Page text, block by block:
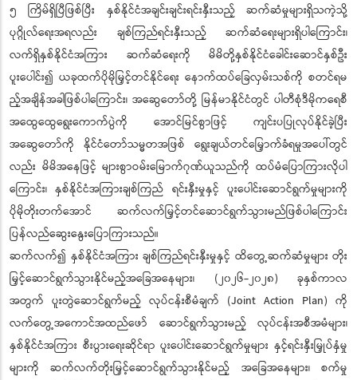
၅ ကြိမ်ရှိပြီဖြစ်ပြီး နှစ်နိုင်ငံအချင်းချင်းရင်းနှီးသည့် ဆက်ဆံမှုများရှိသကဲ့သို့
ပုဂ္ဂိုလ်ရေးအရလည်း ချစ်ကြည်ရင်းနှီးသည့် ဆက်ဆံရေးများရှိပါကြောင်း၊
လက်ရှိနှစ်နိုင်ငံအကြား ဆက်ဆံရေးကို မိမိတို့နှစ်နိုင်ငံခေါင်းဆောင်နှစ်ဦး
ပူးပေါင်း၍ ယခုထက်ပိုမိုမြှင့်တင်နိုင်ရေး နောက်ထပ်ခြေလှမ်းသစ်ကို စတင်ရမ
ည့်အချိန်အခါဖြစ်ပါကြောင်း၊ အဆွေတော်တို့ မြန်မာနိုင်ငံတွင် ပါတီစုံဒီမိုကရေစီ
အထွေထွေရွေးကောက်ပွဲကို အောင်မြင်စွာဖြင့် ကျင်းပပြုလုပ်နိုင်ခဲ့ပြီး
အဆွေတော်ကို နိုင်ငံတော်သမ္မတအဖြစ် ရွေးချယ်တင်မြှောက်ခံရမှုအပေါ်တွင်
လည်း မိမိအနေဖြင့် များစွာဝမ်းမြောက်ဂုဏ်ယူသည်ကို ထပ်မံပြောကြားလိုပါ
ကြောင်း၊ နှစ်နိုင်ငံအကြားချစ်ကြည် ရင်းနှီးမှုနှင့် ပူးပေါင်းဆောင်ရွက်မှုများကို
ပိုမိုတိုးတက်အောင် ဆက်လက်မြှင့်တင်ဆောင်ရွက်သွားမည်ဖြစ်ပါကြောင်း
ပြန်လည်ဆွေးနွေးပြောကြားသည်။
ဆက်လက်၍ နှစ်နိုင်ငံအကြား ချစ်ကြည်ရင်းနှီးမှုနှင့် ထိတွေ့ဆက်ဆံမှုများ တိုး
မြှင့်ဆောင်ရွက်သွားနိုင်မည့်အခြေအနေများ၊ (၂၀၂၆-၂၀၂၈) ခုနှစ်ကာလ
အတွက် ပူးတွဲဆောင်ရွက်မည့် လုပ်ငန်းစီမံချက် (Joint Action Plan) ကို
လက်တွေ့အကောင်အထည်ဖော် ဆောင်ရွက်သွားမည့် လုပ်ငန်းအစီအမံများ၊
နှစ်နိုင်ငံအကြား စီးပွားရေးဆိုင်ရာ ပူးပေါင်းဆောင်ရွက်မှုများ နှင့်ရင်းနှီးမြှုပ်နှံမှု
များကို ဆက်လက်တိုးမြှင့်ဆောင်ရွက်သွားနိုင်မည့် အခြေအနေများ၊ စက်မှု